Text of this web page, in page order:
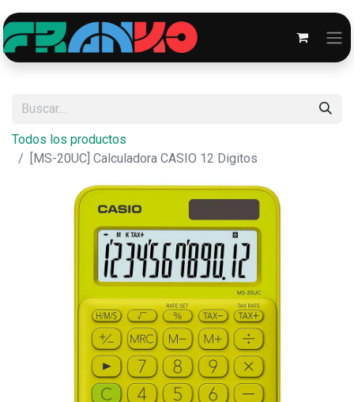
Todos los productos
[MS-20UC] Calculadora CASIO 12 Digitos